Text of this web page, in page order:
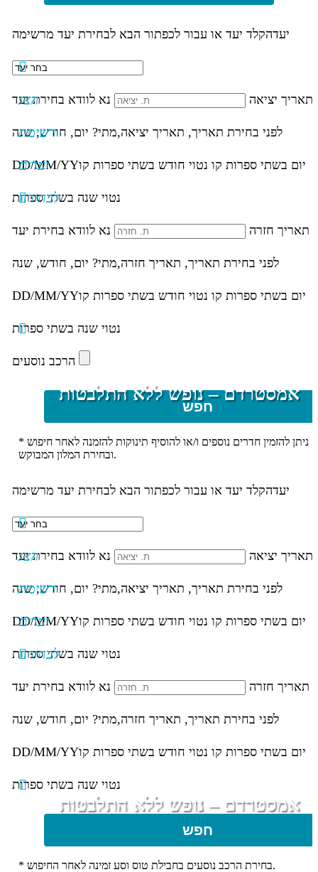
יעדהקלד יעד או עבור לכפתור הבא לבחירת יעד מרשימה
הצג
רשימת
יעדים
לבחירה
תאריך יציאה נא לוודא בחירת יעד
לפני בחירת תאריך, תאריך יציאה,מתי? יום, חודש, שנה
DD/MM/YYיום בשתי ספרות קו נטוי חודש בשתי ספרות קו
נטוי שנה בשתי ספרות
תאריך חזרה נא לוודא בחירת יעד
לפני בחירת תאריך, תאריך חזרה,מתי? יום, חודש, שנה
DD/MM/YYיום בשתי ספרות קו נטוי חודש בשתי ספרות קו
נטוי שנה בשתי ספרות
הרכב נוסעים
חפש
* ניתן להזמין חדרים נוספים ו/או להוסיף תינוקות להזמנה לאחר חיפוש
ובחירת המלון המבוקש.
אמסטרדם – נופש ללא התלבטות
יעדהקלד יעד או עבור לכפתור הבא לבחירת יעד מרשימה
הצג
רשימת
יעדים
לבחירה
תאריך יציאה נא לוודא בחירת יעד
לפני בחירת תאריך, תאריך יציאה,מתי? יום, חודש, שנה
DD/MM/YYיום בשתי ספרות קו נטוי חודש בשתי ספרות קו
נטוי שנה בשתי ספרות
תאריך חזרה נא לוודא בחירת יעד
לפני בחירת תאריך, תאריך חזרה,מתי? יום, חודש, שנה
DD/MM/YYיום בשתי ספרות קו נטוי חודש בשתי ספרות קו
נטוי שנה בשתי ספרות
חפש
* בחירת הרכב נוסעים בחבילת טוס וסע זמינה לאחר החיפוש.
אמסטרדם – נופש ללא התלבטות